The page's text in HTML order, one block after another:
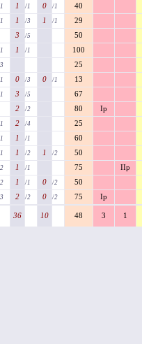
1 /1 0 /1 40
1 /3 1 /1 29
3 /5 50
1 /1 100
25
0 /3 0 /1 13
3 /5 67
2 /2 80 Ip
2 /4 25
1 /1 60
1 /2 1 /2 50
1 /1 75 IIp
1 /1 0 /2 50
2 /2 0 /2 75 Ip
36 10 48 3 1